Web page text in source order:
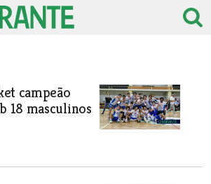
campeão
18 masculinos